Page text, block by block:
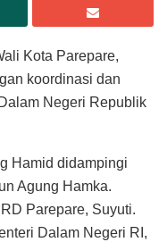
Kota Parepare,
koordinasi dan
Negeri Republik
Hamid didampingi
Agung Hamka.
Parepare, Suyuti.
Dalam Negeri RI,